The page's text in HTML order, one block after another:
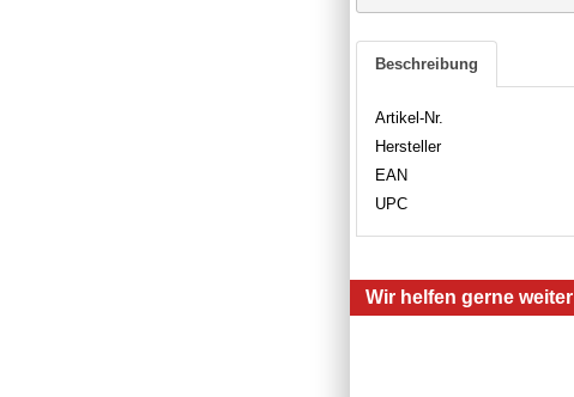
Beschreibung
Artikel-Nr.
Hersteller
EAN
UPC
Wir helfen gerne weiter